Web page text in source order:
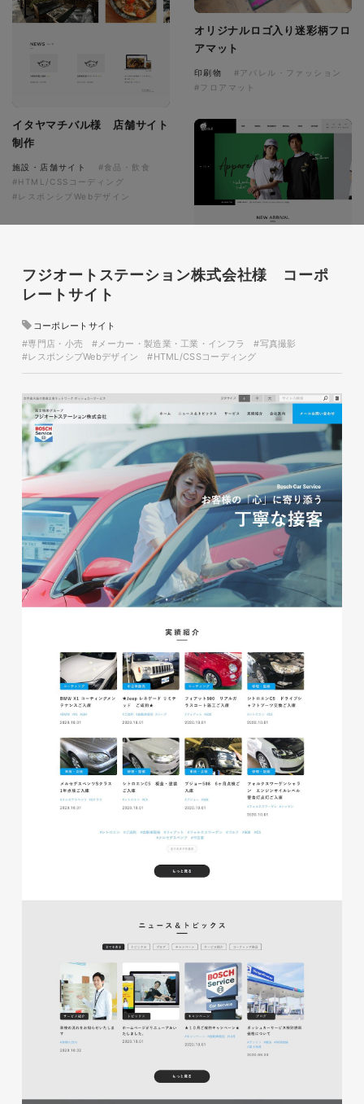
イタヤマチバル様 店舗サイト
制作
施設・店舗サイト
#食品・飲食
#HTML/CSSコーディング
#レスポンシブWebデザイン
オリジナルロゴ入り迷彩柄フロ
アマット
印刷物
#アパレル・ファッション
#フロアマット
glitter8様 ECサイト制作
#アパレル・ファッション
#レスポンシブWebデザイン
glitter8様 スタンドバナー
印刷物
#アパレル・ファッション
glitter8様 A4スタンドバナ
ー
印刷物
#アパレル・ファッション
#A4スタンドバナー
glitter8様 吹き出しPOP
#吹き出しPOP
glitter8様 チラシ
#アパレル・ファッション
glitter8様 カタログ
印刷物
#アパレル・ファッション
#カタログ
フジオートステーション株式会社様 コーポ
レートサイト
コーポレートサイト
#専門店・小売
#メーカー・製造業・工業・インフラ
#写真撮影
#レスポンシブWebデザイン
#HTML/CSSコーディング